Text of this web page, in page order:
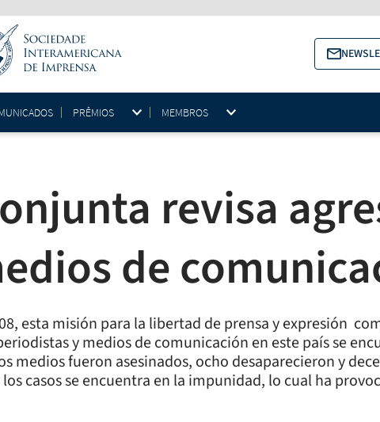
PRÊMIOS MEMBROS
revisa
de
esta misión para la libertad de prensa y expresión 
y medios de comunicación en este país se
medios fueron asesinados, ocho desaparecieron y
casos se encuentra en la impunidad, lo cual ha